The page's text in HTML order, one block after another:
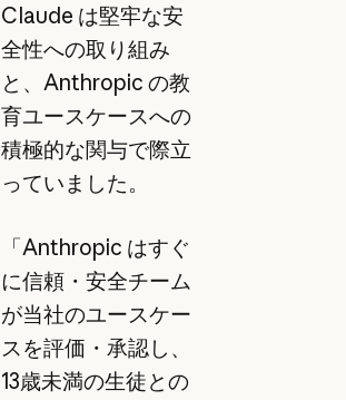
Claude は堅牢な安
全性への取り組み
と、Anthropic の教
育ユースケースへの
積極的な関与で際立
っていました。
「Anthropic はすぐ
に信頼・安全チーム
が当社のユースケー
スを評価・承認し、
13歳未満の生徒との